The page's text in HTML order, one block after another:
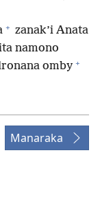
+ zanak’i Anata
namono
omby +
Manaraka